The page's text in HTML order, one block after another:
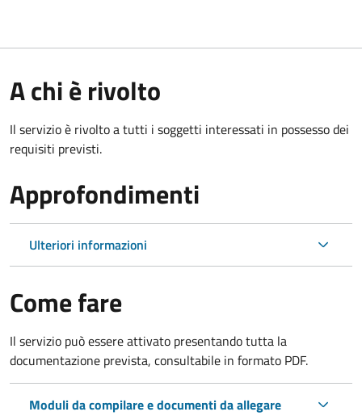
A chi è rivolto
Il servizio è rivolto a tutti i soggetti interessati in possesso dei
requisiti previsti.
Approfondimenti
Ulteriori informazioni
Come fare
Il servizio può essere attivato presentando tutta la
documentazione prevista, consultabile in formato PDF.
Moduli da compilare e documenti da allegare